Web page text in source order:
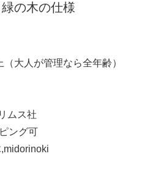
の木の仕様
大人が管理なら全年齢）
ムス社
ング可